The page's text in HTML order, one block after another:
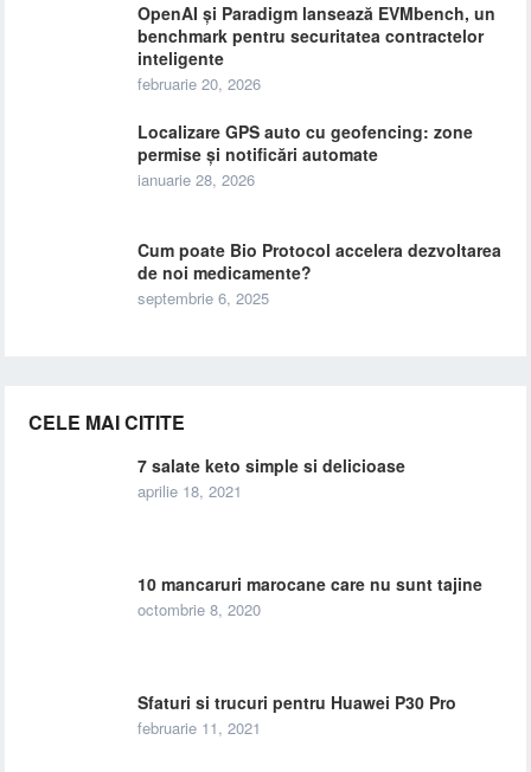
OpenAI și Paradigm lansează EVMbench, un
benchmark pentru securitatea contractelor
inteligente
februarie 20, 2026
Localizare GPS auto cu geofencing: zone
permise și notificări automate
ianuarie 28, 2026
Cum poate Bio Protocol accelera dezvoltarea
de noi medicamente?
septembrie 6, 2025
CELE MAI CITITE
7 salate keto simple si delicioase
aprilie 18, 2021
10 mancaruri marocane care nu sunt tajine
octombrie 8, 2020
Sfaturi si trucuri pentru Huawei P30 Pro
februarie 11, 2021